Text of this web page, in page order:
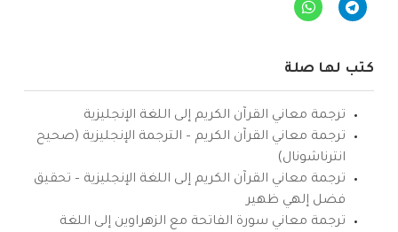
كتب لها صلة
ترجمة معاني القرآن الكريم إلى اللغة الإنجليزية
ترجمة معاني القرآن الكريم – الترجمة الإنجليزية (صحيح
انترناشونال)
ترجمة معاني القرآن الكريم إلى اللغة الإنجليزية – تحقيق
فضل إلهي ظهير
ترجمة معاني سورة الفاتحة مع الزهراوين إلى اللغة